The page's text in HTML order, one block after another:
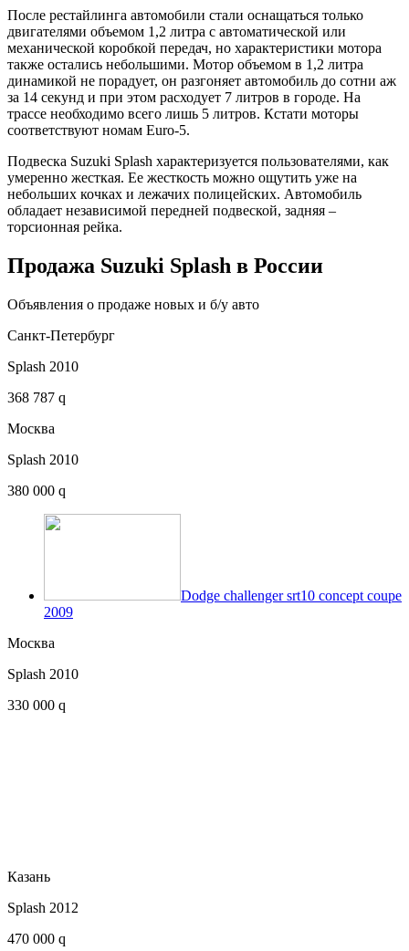
После рестайлинга автомобили стали оснащаться только
двигателями объемом 1,2 литра с автоматической или
механической коробкой передач, но характеристики мотора
также остались небольшими. Мотор объемом в 1,2 литра
динамикой не порадует, он разгоняет автомобиль до сотни аж
за 14 секунд и при этом расходует 7 литров в городе. На
трассе необходимо всего лишь 5 литров. Кстати моторы
соответствуют номам Euro-5.
Подвеска Suzuki Splash характеризуется пользователями, как
умеренно жесткая. Ее жесткость можно ощутить уже на
небольших кочках и лежачих полицейских. Автомобиль
обладает независимой передней подвеской, задняя –
торсионная рейка.
Продажа Suzuki Splash в России
Объявления о продаже новых и б/у авто
Санкт-Петербург
Splash 2010
368 787 q
Москва
Splash 2010
380 000 q
Dodge challenger srt10 concept coupe
2009
Москва
Splash 2010
330 000 q
Казань
Splash 2012
470 000 q